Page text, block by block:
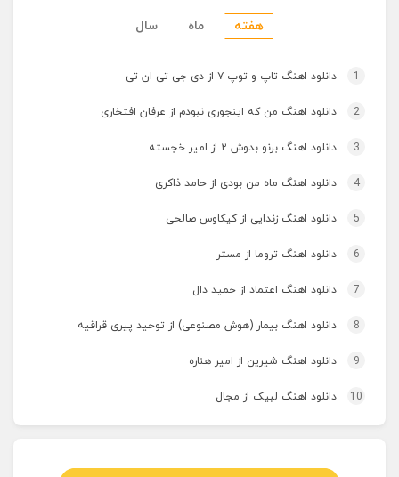
هفته ماه سال
1 دانلود اهنگ تاپ و توپ ۷ از دی جی تی ان تی
2 دانلود اهنگ من که اینجوری نبودم از عرفان افتخاری
3 دانلود اهنگ برنو بدوش ۲ از امیر خجسته
4 دانلود اهنگ ماه من بودی از حامد ذاکری
5 دانلود اهنگ زندایی از کیکاوس صالحی
6 دانلود اهنگ تروما از مستر
7 دانلود اهنگ اعتماد از حمید دال
8 دانلود اهنگ بیمار (هوش مصنوعی) از توحید پیری قراقیه
9 دانلود اهنگ شیرین از امیر هناره
10 دانلود اهنگ لبیک از مجال